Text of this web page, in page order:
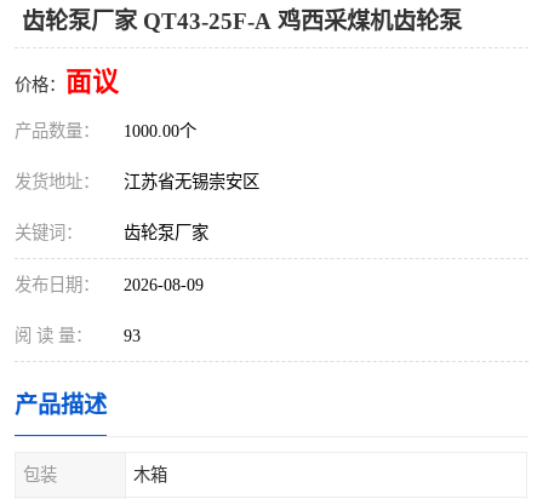
齿轮泵厂家 QT43-25F-A 鸡西采煤机齿轮泵
价格： 面议
产品数量： 1000.00个
发货地址： 江苏省无锡崇安区
关键词： 齿轮泵厂家
发布日期： 2026-08-09
阅 读 量： 93
产品描述
包装 木箱